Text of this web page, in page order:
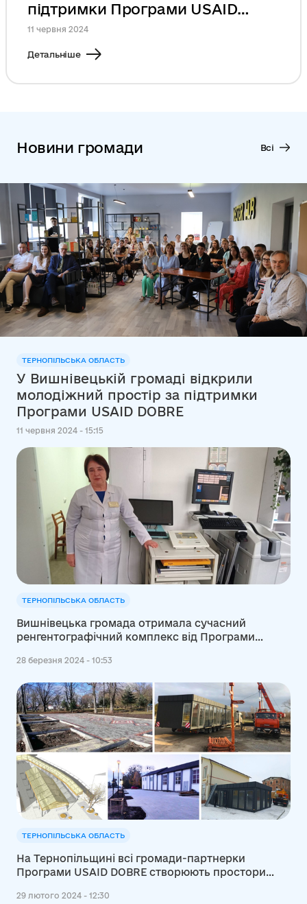
підтримки Програми USAID
DOBRE
11 червня 2024
Детальніше
Новини громади Всі
ТЕРНОПІЛЬСЬКА ОБЛАСТЬ
У Вишнівецькій громаді відкрили
молодіжний простір за підтримки
Програми USAID DOBRE
11 червня 2024 - 15:15
ТЕРНОПІЛЬСЬКА ОБЛАСТЬ
Вишнівецька громада отримала сучасний
ренгентографічний комплекс від Програми
28 березня 2024 - 10:53
ТЕРНОПІЛЬСЬКА ОБЛАСТЬ
На Тернопільщині всі громади-партнерки
Програми USAID DOBRE створюють простори
29 лютого 2024 - 12:30